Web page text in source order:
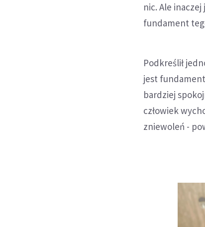
nic. Ale
fundament
Podkreślił
jest
bardziej
człowiek
zniewoleń -